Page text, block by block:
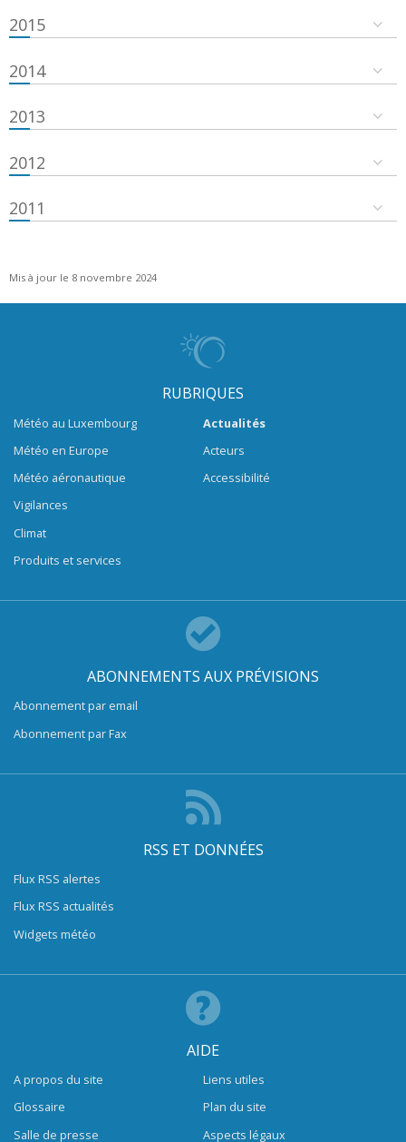
2015
2014
2013
2012
2011
Mis à jour le 8 novembre 2024
RUBRIQUES
Météo au Luxembourg
Météo en Europe
Météo aéronautique
Vigilances
Climat
Produits et services
Actualités
Acteurs
Accessibilité
ABONNEMENTS AUX PRÉVISIONS
Abonnement par email
Abonnement par Fax
RSS ET DONNÉES
Flux RSS alertes
Flux RSS actualités
Widgets météo
AIDE
A propos du site
Glossaire
Salle de presse
Liens utiles
Plan du site
Aspects légaux